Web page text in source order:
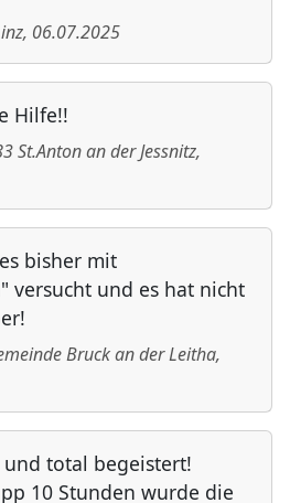
, 06.07.2025
Hilfe!!
St.Anton an der Jessnitz,
bisher mit
versucht und es hat nicht
Bruck an der Leitha,
und total begeistert!
10 Stunden wurde die